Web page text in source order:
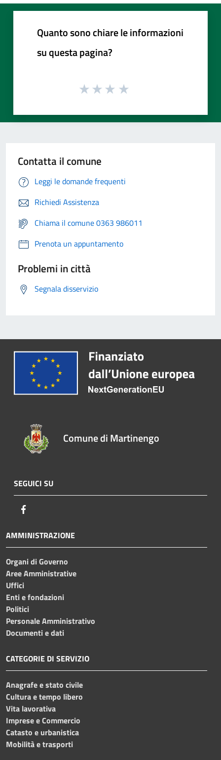
Quanto sono chiare le informazioni
su questa pagina?
Contatta il comune
Leggi le domande frequenti
Richiedi Assistenza
Chiama il comune 0363 986011
Prenota un appuntamento
Problemi in città
Segnala disservizio
Comune di Martinengo
SEGUICI SU
AMMINISTRAZIONE
Organi di Governo
Aree Amministrative
Uffici
Enti e fondazioni
Politici
Personale Amministrativo
Documenti e dati
CATEGORIE DI SERVIZIO
Anagrafe e stato civile
Cultura e tempo libero
Vita lavorativa
Imprese e Commercio
Catasto e urbanistica
Mobilità e trasporti